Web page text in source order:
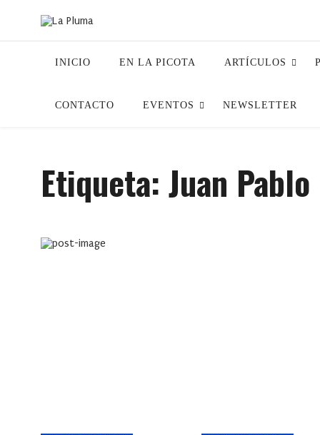
INICIO EN LA PICOTA ARTÍCULOS
CONTACTO EVENTOS NEWSLETTER
Etiqueta: Juan